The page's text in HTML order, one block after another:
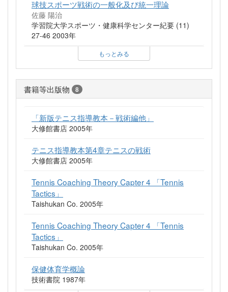
球技スポーツ戦術の一般化及び統一理論
佐藤 陽治
学習院大学スポーツ・健康科学センター紀要 (11)
27-46 2003年
もっとみる
書籍等出版物 8
「新版テニス指導教本－戦術編他」
大修館書店 2005年
テニス指導教本第4章テニスの戦術
大修館書店 2005年
Tennis Coaching Theory Capter 4 「Tennis
Tactics」
Taishukan Co. 2005年
Tennis Coaching Theory Capter 4 「Tennis
Tactics」
Taishukan Co. 2005年
保健体育学概論
技術書院 1987年